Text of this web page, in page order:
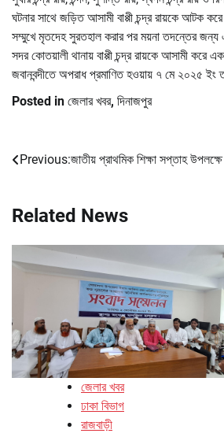
ঘটনার সাথে জড়িত আসামী বাপ্পী চন্দ্র রায়কে আটক
সম্মুখে মৃতদেহ সুরতহাল করার পর ময়না তদন্তের জন্য
সদর কোতয়ালী থানায় বাপ্পী চন্দ্র রায়কে আসামী করে
জবানবন্দীতে অপরাধ প্রমাণিত হওয়ায় ৭ মে ২০২৫
Posted in জেলার খবর, দিনাজপুর
Post
Previous:জাতীয় প্রাথমিক শিক্ষা সপ্তাহ
Related News
জেলার খবর
ঢাকা বিভাগ
রাজবাড়ী